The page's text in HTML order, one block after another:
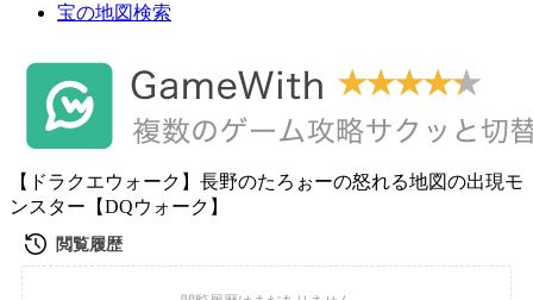
宝の地図検索
【ドラクエウォーク】長野のたろぉーの怒れる地図の出現モ
ンスター【DQウォーク】